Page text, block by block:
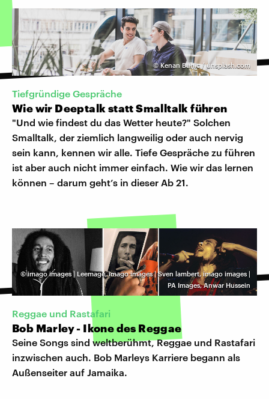
©Kenan Buhic / unsplash.com
Tiefgründige Gespräche
Wie wir Deeptalk statt Smalltalk führen
"Und wie findest du das Wetter heute?" Solchen
Smalltalk, der ziemlich langweilig oder auch nervig
sein kann, kennen wir alle. Tiefe Gespräche zu führen
ist aber auch nicht immer einfach. Wie wir das lernen
können – darum geht’s in dieser Ab 21.
©imago images | Leemage, imago images | Sven lambert, imago images |
PA Images, Anwar Hussein
Reggae und Rastafari
Bob Marley - Ikone des Reggae
Seine Songs sind weltberühmt, Reggae und Rastafari
inzwischen auch. Bob Marleys Karriere begann als
Außenseiter auf Jamaika.